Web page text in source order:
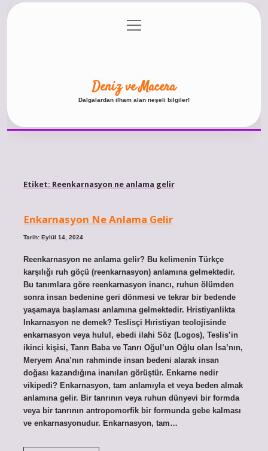
Gizlilik Politikası
menüyü
aç
Deniz ve Macera
Dalgalardan ilham alan neşeli bilgiler!
Etiket: Reenkarnasyon ne anlama gelir
Enkarnasyon Ne Anlama Gelir
Tarih: Eylül 14, 2024
Reenkarnasyon ne anlama gelir? Bu kelimenin Türkçe
karşılığı ruh göçü (reenkarnasyon) anlamına gelmektedir.
Bu tanımlara göre reenkarnasyon inancı, ruhun ölümden
sonra insan bedenine geri dönmesi ve tekrar bir bedende
yaşamaya başlaması anlamına gelmektedir. Hristiyanlikta
Inkarnasyon ne demek? Teslisçi Hıristiyan teolojisinde
enkarnasyon veya hulul, ebedi ilahi Söz (Logos), Teslis’in
ikinci kişisi, Tanrı Baba ve Tanrı Oğul’un Oğlu olan İsa’nın,
Meryem Ana’nın rahminde insan bedeni alarak insan
doğası kazandığına inanılan görüştür. Enkarne nedir
vikipedi? Enkarnasyon, tam anlamıyla et veya beden almak
anlamına gelir. Bir tanrının veya ruhun dünyevi bir formda
veya bir tanrının antropomorfik bir formunda gebe kalması
ve enkarnasyonudur. Enkarnasyon, tam…